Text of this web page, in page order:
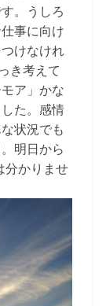
。うしろ
事に向け
けなけれ
き考えて
ア」かな
た。感情
状況でも
明日から
分かりませ